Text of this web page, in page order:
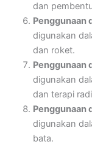
dan
Penggunaan
digunakan
dan roket.
Penggunaan
digunakan
dan terapi
Penggunaan
digunakan
bata.